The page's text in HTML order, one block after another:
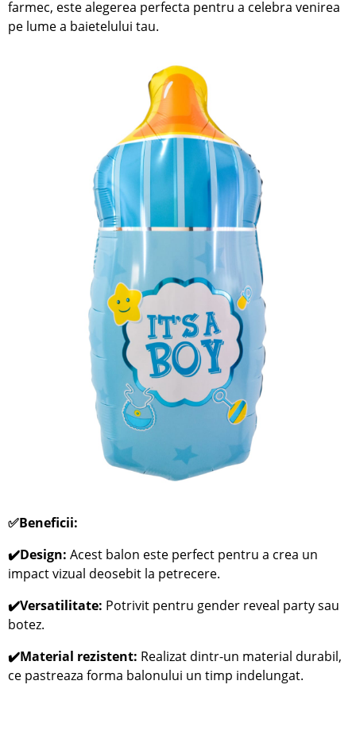
farmec, este alegerea perfecta pentru a celebra venirea
pe lume a baietelului tau.
✅Beneficii:
✔️Design:Acest balon este perfect pentru a crea un
impact vizual deosebit la petrecere.
✔️Versatilitate: Potrivit pentru gender reveal party sau
botez.
✔️Material rezistent: Realizat dintr-un material durabil,
ce pastreaza forma balonului un timp indelungat.